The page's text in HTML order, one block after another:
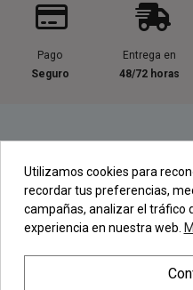
Pago
Seguro
Entrega en
48/72 horas
Contacta con nosotros
Regístrate en nuestra
Utilizamos cookies para
recordar tus preferencias,
campañas, analizar el tráfico
experiencia en nuestra web.